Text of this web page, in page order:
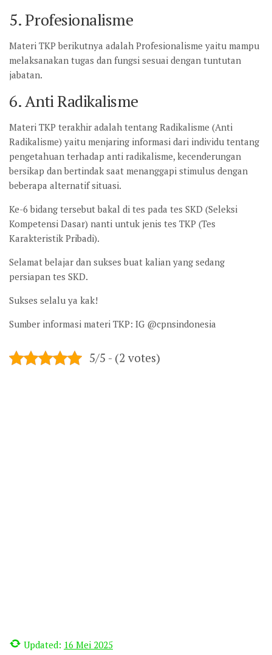
5. Profesionalisme
Materi TKP berikutnya adalah Profesionalisme yaitu mampu
melaksanakan tugas dan fungsi sesuai dengan tuntutan
jabatan.
6. Anti Radikalisme
Materi TKP terakhir adalah tentang Radikalisme (Anti
Radikalisme) yaitu menjaring informasi dari individu tentang
pengetahuan terhadap anti radikalisme, kecenderungan
bersikap dan bertindak saat menanggapi stimulus dengan
beberapa alternatif situasi.
Ke-6 bidang tersebut bakal di tes pada tes SKD (Seleksi
Kompetensi Dasar) nanti untuk jenis tes TKP (Tes
Karakteristik Pribadi).
Selamat belajar dan sukses buat kalian yang sedang
persiapan tes SKD.
Sukses selalu ya kak!
Sumber informasi materi TKP: IG @cpnsindonesia
5/5 - (2 votes)
Updated: 16 Mei 2025